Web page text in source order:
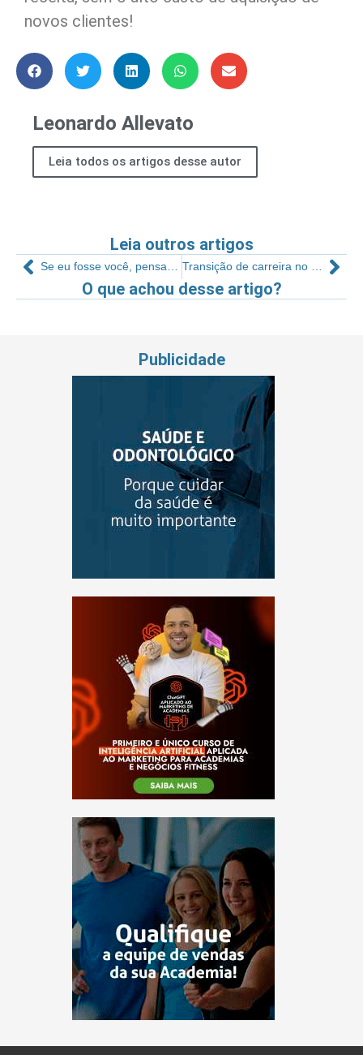
novos clientes!
Leonardo Allevato
Leia todos os artigos desse autor
Leia outros artigos
Se eu fosse você, pensaria bem antes de agir Transição de carreira no mercado fitness: quando é preciso mudar para ter mais harmonia entre vida pessoal e profissional?
O que achou desse artigo?
Publicidade